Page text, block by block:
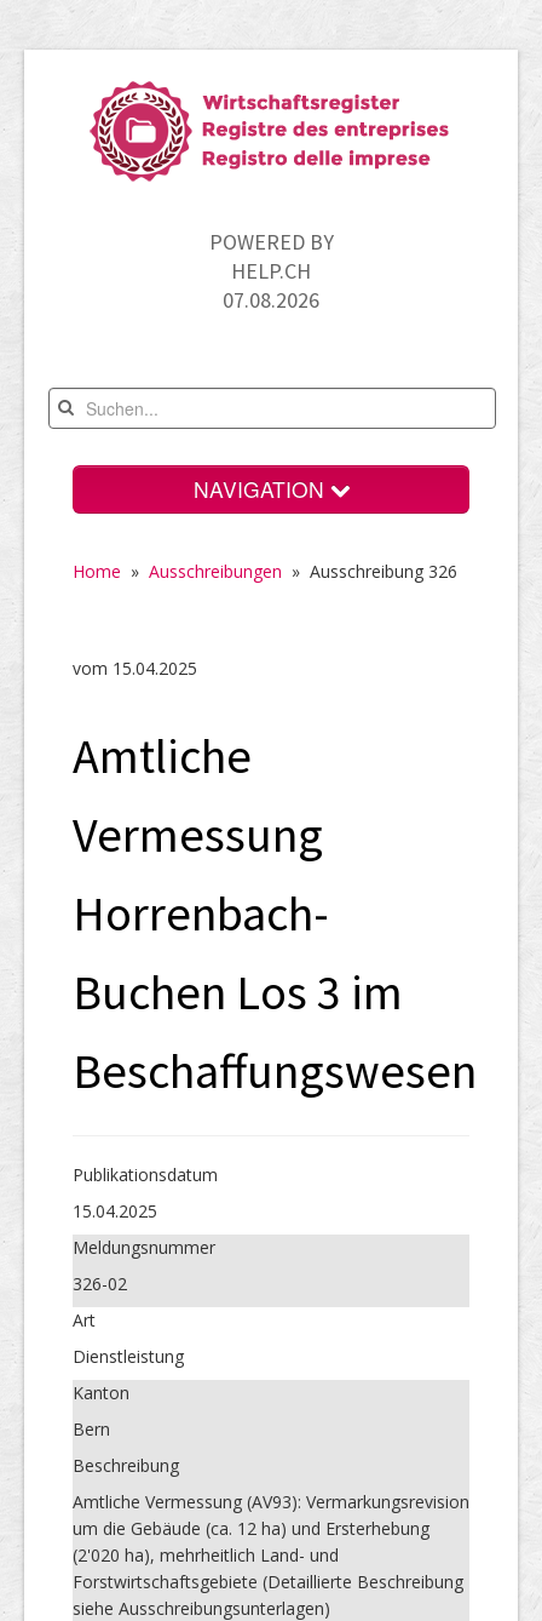
POWERED BY
HELP.CH
07.08.2026
NAVIGATION
UID-Register
Home » Ausschreibungen » Ausschreibung 326
vom 15.04.2025
Amtliche
Vermessung
Horrenbach-
Buchen Los 3 im
Beschaffungswesen
Publikations­datum
15.04.2025
Meldungs­nummer
326-02
Art
Dienstleistung
Kanton
Bern
Beschreibung
Amtliche Vermessung (AV93): Vermarkungsrevision
um die Gebäude (ca. 12 ha) und Ersterhebung
(2'020 ha), mehrheitlich Land- und
Forstwirtschaftsgebiete (Detaillierte Beschreibung
siehe Ausschreibungsunterlagen)